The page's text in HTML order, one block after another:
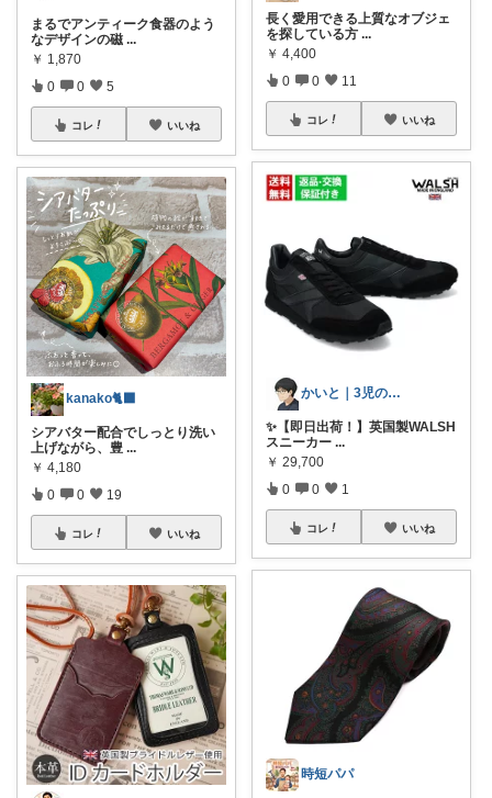
まるでアンティーク食器のよう
なデザインの磁 ...
￥ 1,870
0 0 5
コレ いいね
kanako🐈‍⬛
シアバター配合でしっとり洗い
上げながら、豊 ...
￥ 4,180
0 0 19
コレ いいね
長く愛用できる上質なオブジェ
を探している方 ...
￥ 4,400
0 0 11
コレ いいね
かいと｜3児の父・お買い得商品分析のプロ
✨【即日出荷！】英国製WALSH
スニーカー ...
￥ 29,700
0 0 1
コレ いいね
時短パパ